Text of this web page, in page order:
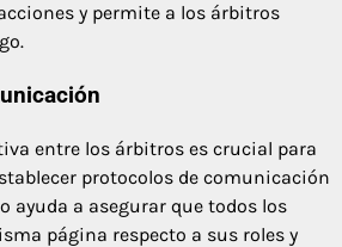
y permite a los árbitros
entre los árbitros es crucial para
protocolos de comunicación
ayuda a asegurar que todos los
página respecto a sus roles y